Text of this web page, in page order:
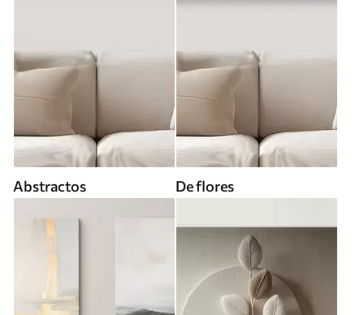
Abstractos De flores